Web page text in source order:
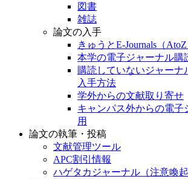
図書
雑誌
論文の入手
きゅうとE-Journals（AtoZ
本学の電子ジャーナル購
購読していないジャーナ
入手方法
学外からの文献取り寄せ
キャンパス外からの電子
用
論文の執筆・投稿
文献管理ツール
APC割引情報
ハゲタカジャーナル（注意喚起